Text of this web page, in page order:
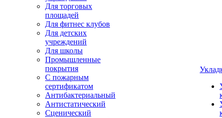
Для торговых
площадей
Для фитнес клубов
Для детских
учреждений
Для школы
Промышленные
покрытия
С пожарным
сертификатом
Антибактериальный
Антистатический
Сценический